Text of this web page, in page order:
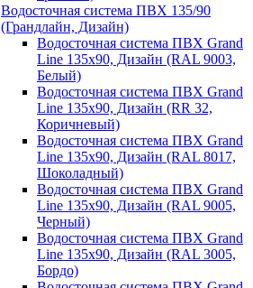
Водосточная система ПВХ 135/90
(Грандлайн, Дизайн)
Водосточная система ПВХ Grand
Line 135х90, Дизайн (RAL 9003,
Белый)
Водосточная система ПВХ Grand
Line 135х90, Дизайн (RR 32,
Коричневый)
Водосточная система ПВХ Grand
Line 135х90, Дизайн (RAL 8017,
Шоколадный)
Водосточная система ПВХ Grand
Line 135х90, Дизайн (RAL 9005,
Черный)
Водосточная система ПВХ Grand
Line 135х90, Дизайн (RAL 3005,
Бордо)